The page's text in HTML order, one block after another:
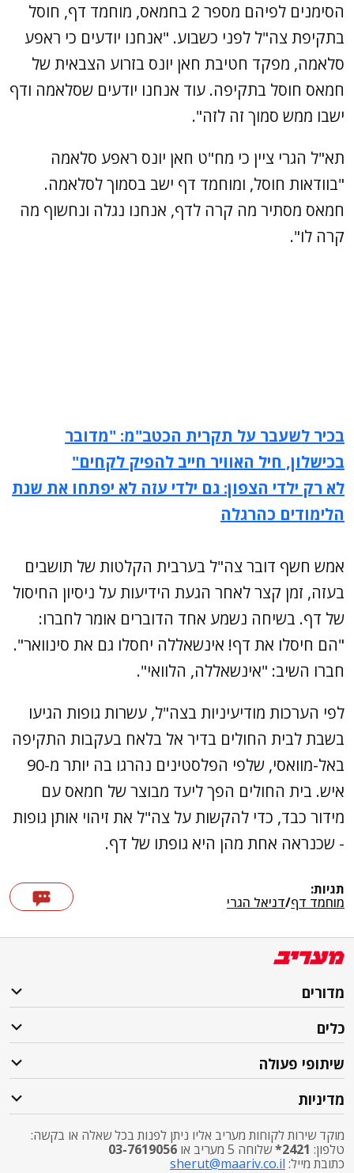
הסימנים לפיהם מספר 2 בחמאס, מוחמד דף, חוסל
בתקיפת צה"ל לפני כשבוע. "אנחנו יודעים כי ראפע
סלאמה, מפקד חטיבת חאן יונס בזרוע הצבאית של
חמאס חוסל בתקיפה. עוד אנחנו יודעים שסלאמה ודף
ישבו ממש סמוך זה לזה".
תא"ל הגרי ציין כי מח"ט חאן יונס ראפע סלאמה
"בוודאות חוסל, ומוחמד דף ישב בסמוך לסלאמה.
חמאס מסתיר מה קרה לדף, אנחנו נגלה ונחשוף מה
קרה לו".
בכיר לשעבר על תקרית הכטב"מ: "מדובר
בכישלון, חיל האוויר חייב להפיק לקחים"
לא רק ילדי הצפון: גם ילדי עזה לא יפתחו את שנת
הלימודים כהרגלה
אמש חשף דובר צה"ל בערבית הקלטות של תושבים
בעזה, זמן קצר לאחר הגעת הידיעות על ניסיון החיסול
של דף. בשיחה נשמע אחד הדוברים אומר לחברו:
"הם חיסלו את דף! אינשאללה יחסלו גם את סינוואר".
חברו השיב: "אינשאללה, הלוואי".
לפי הערכות מודיעיניות בצה"ל, עשרות גופות הגיעו
בשבת לבית החולים בדיר אל בלאח בעקבות התקיפה
באל-מוואסי, שלפי הפלסטינים נהרגו בה יותר מ-90
איש. בית החולים הפך ליעד מבוצר של חמאס עם
מידור כבד, כדי להקשות על צה"ל את זיהוי אותן גופות
- שכנראה אחת מהן היא גופתו של דף.
תגיות:
מוחמד דף/דניאל הגרי
מדורים
כלים
שיתופי פעולה
מדיניות
מוקד שירות לקוחות מעריב אליו ניתן לפנות בכל שאלה או בקשה:
טלפון: 2421* שלוחה 5 מעריב או
03-7619056
כתובת מייל: sherut@maariv.co.il